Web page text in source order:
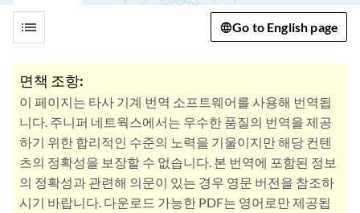
list Go to English page
면책 조항:
이 페이지는 타사 기계 번역 소프트웨어를 사용해 번역됩
니다. 주니퍼 네트웍스에서는 우수한 품질의 번역을 제공
하기 위한 합리적인 수준의 노력을 기울이지만 해당 컨텐
츠의 정확성을 보장할 수 없습니다. 본 번역에 포함된 정보
의 정확성과 관련해 의문이 있는 경우 영문 버전을 참조하
시기 바랍니다. 다운로드 가능한 PDF는 영어로만 제공됩